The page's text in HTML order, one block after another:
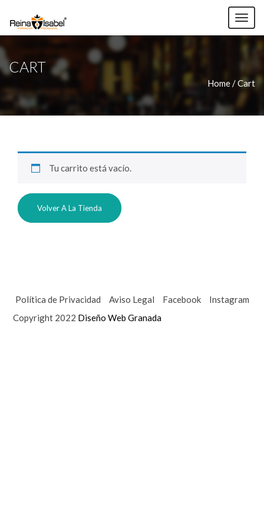
CART
Home /Cart
Tu carrito está vacío.
Volver A La Tienda
Política de Privacidad Aviso Legal Facebook
Instagram
Copyright 2022 Diseño Web Granada